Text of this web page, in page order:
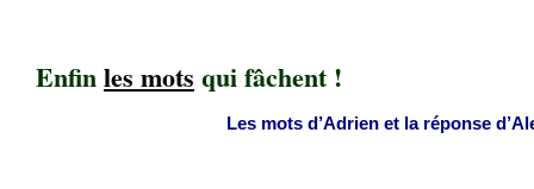
Enfinles mots qui fâchent !
Les mots d’Adrien et la réponse